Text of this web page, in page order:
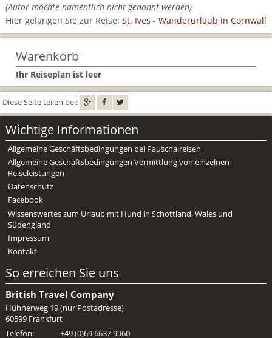
(Autor möchte namentlich nicht genannt werden)
Hier gelangen Sie zur Reise: St. Ives - Wanderurlaub in Cornwall
Warenkorb
Ihr Reiseplan ist leer
Diese Seite teilen bei:
Wichtige Informationen
Allgemeine Geschäftsbedingungen bei Pauschalreisen
Allgemeine Geschäftsbedingungen Vermittlung von einzelnen
Reiseleistungen
Datenschutz
Facebook
Wissenswertes zum Urlaub mit Hund in Schottland, Wales und
Südengland
Impressum
Kontakt
So erreichen Sie uns
British Travel Company
Hühnerweg 19 (nur Postadresse)
60599 Frankfurt
Telefon:
+49 (0)69 6637 9960